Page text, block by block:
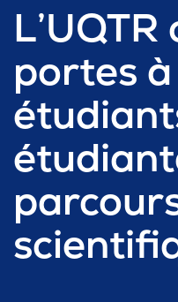
Admission
Zone
Formation
Carrière
Pour les
portes